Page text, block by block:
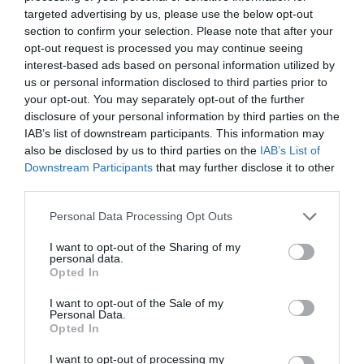
targeted advertising by us, please use the below opt-out
section to confirm your selection. Please note that after your
opt-out request is processed you may continue seeing
interest-based ads based on personal information utilized by
us or personal information disclosed to third parties prior to
your opt-out. You may separately opt-out of the further
disclosure of your personal information by third parties on the
IAB’s list of downstream participants. This information may
also be disclosed by us to third parties on the IAB’s List of
Downstream Participants that may further disclose it to other
Please note that this website/app uses one or more Google
not limited to your visit or usage behaviour. You may click to
grant or deny consent to Google and its third-party tags to
use your data for below specified purposes in below Google
consent section.
Personal Data Processing Opt Outs
I want to opt-out of the Sharing of my
personal data.
Opted In
I want to opt-out of the Sale of my
Personal Data.
Opted In
I want to opt-out of processing my
Ne maradjon le a legfrissebb hírekről, kövessen
bennünket az EGRI ÜGYEK Google Hírek oldalán!
VISSZA A FŐOLDALRA
Legfrissebb híreink